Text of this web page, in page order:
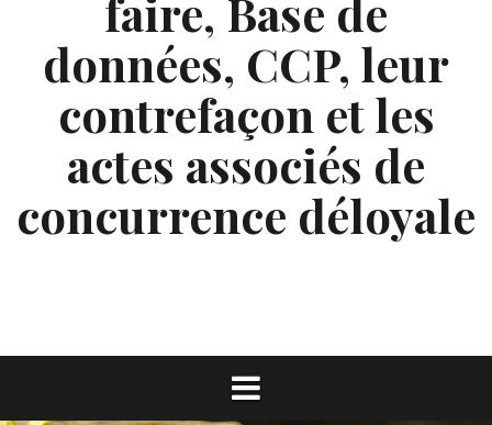
faire, Base de
données, CCP, leur
contrefaçon et les
actes associés de
concurrence déloyale